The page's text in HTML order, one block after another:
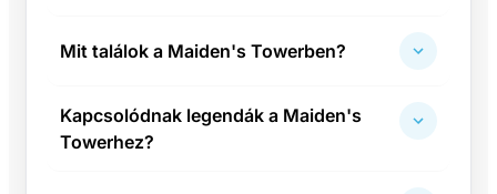
Mit találok a Maiden's Towerben?
Kapcsolódnak legendák a Maiden's
Towerhez?